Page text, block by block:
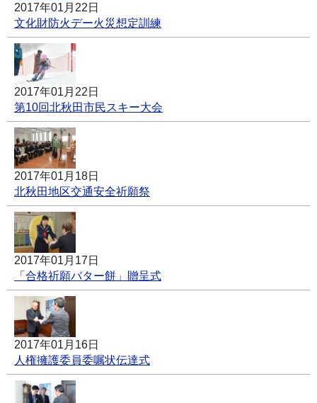
2017年01月22日
文化財防火デー火災想定訓練
2017年01月22日
第10回北秋田市民スキー大会
2017年01月18日
北秋田地区交通安全祈願祭
2017年01月17日
「合格祈願バター餅」贈呈式
2017年01月16日
人権擁護委員委嘱状伝達式